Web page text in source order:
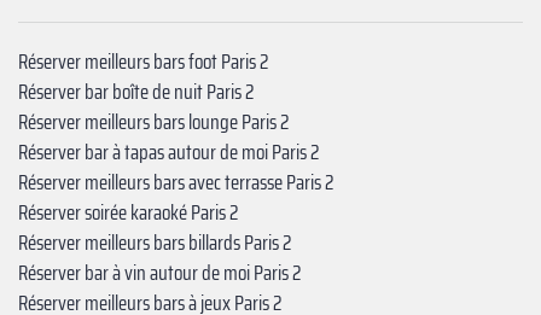
Réserver meilleurs bars foot Paris 2
Réserver bar boîte de nuit Paris 2
Réserver meilleurs bars lounge Paris 2
Réserver bar à tapas autour de moi Paris 2
Réserver meilleurs bars avec terrasse Paris 2
Réserver soirée karaoké Paris 2
Réserver meilleurs bars billards Paris 2
Réserver bar à vin autour de moi Paris 2
Réserver meilleurs bars à jeux Paris 2